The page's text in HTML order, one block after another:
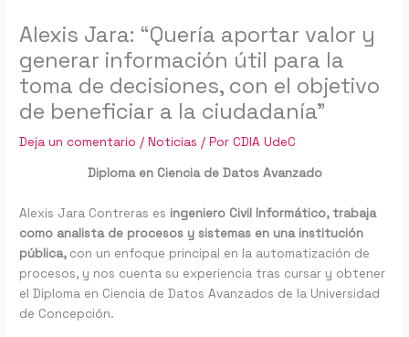
Alexis Jara: “Quería aportar valor y
generar información útil para la
toma de decisiones, con el objetivo
de beneficiar a la ciudadanía”
Deja un comentario /Noticias / PorCDIA UdeC
Diploma en Ciencia de Datos Avanzado
Alexis Jara Contreras es ingeniero Civil Informático, trabaja
como analista de procesos y sistemas en una institución
pública,con un enfoque principal en la automatización de
procesos, y nos cuenta su experiencia tras cursar y obtener
el Diploma en Ciencia de Datos Avanzados de la Universidad
de Concepción.